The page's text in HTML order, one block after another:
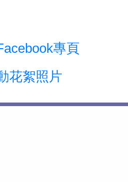
專頁
花絮照片